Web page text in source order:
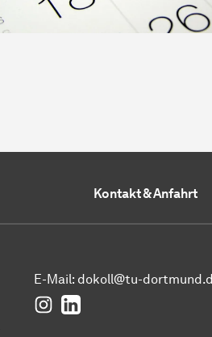
Kontakt & Anfahrt
E-Mail: dokoll@tu-
Instagram
LinkedIn